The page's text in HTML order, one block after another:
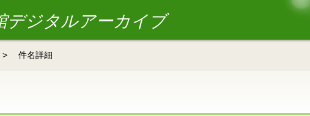
デジタルアーカイブ
件名詳細